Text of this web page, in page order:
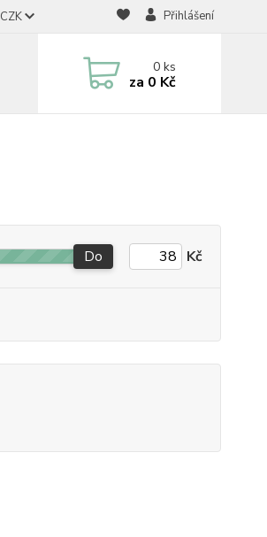
CZK Přihlášení
0ks
za 0 Kč
Do Kč